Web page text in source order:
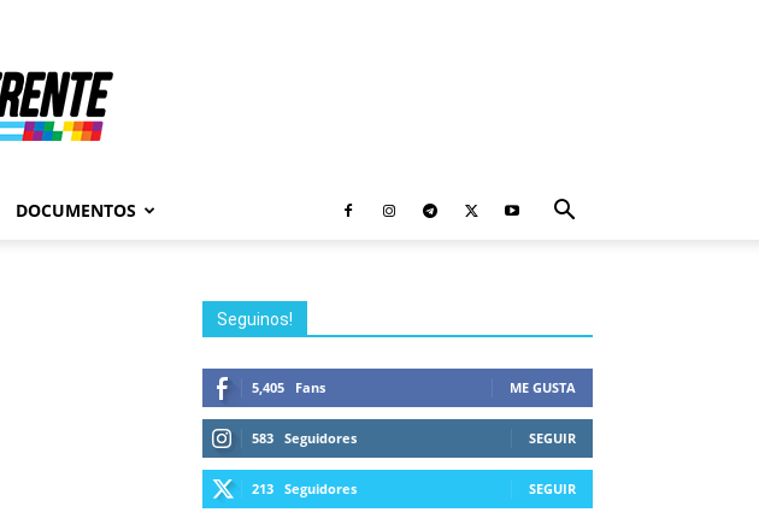
DOCUMENTOS
Seguinos!
5,405 Fans ME GUSTA
583 Seguidores SEGUIR
213 Seguidores SEGUIR